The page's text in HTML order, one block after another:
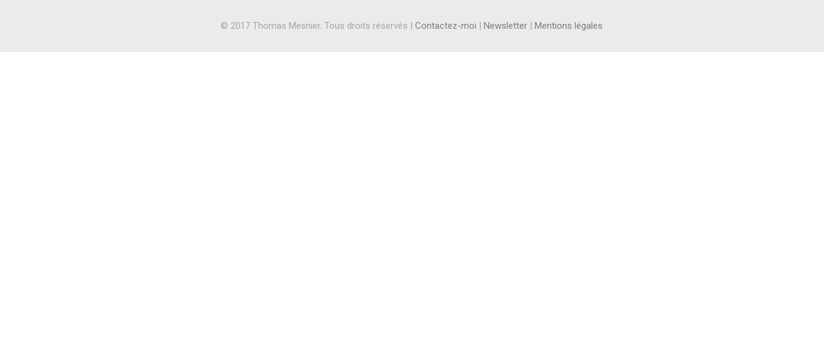
© 2017 Thomas Mesnier. Tous droits réservés |Contactez-moi |Newsletter |Mentions légales